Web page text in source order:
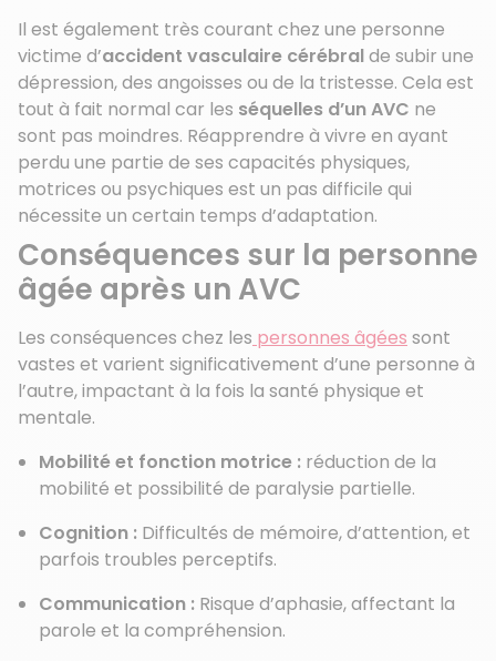
Il est également très courant chez une personne
victime d’accident vasculaire cérébralde subir une
dépression, des angoisses ou de la tristesse. Cela est
tout à fait normal car les séquelles d’un AVC ne
sont pas moindres. Réapprendre à vivre en ayant
perdu une partie de ses capacités physiques,
motrices ou psychiques est un pas difficile qui
nécessite un certain temps d’adaptation.
Conséquences sur la personne
âgée après un AVC
Les conséquences chez les personnes âgées sont
vastes et varient significativement d’une personne à
l’autre, impactant à la fois la santé physique et
mentale.
Mobilité et fonction motrice : réduction de la
mobilité et possibilité de paralysie partielle.
Cognition : Difficultés de mémoire, d’attention, et
parfois troubles perceptifs.
Communication : Risque d’aphasie, affectant la
parole et la compréhension.